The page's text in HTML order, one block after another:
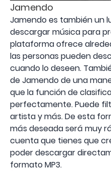
Jamendo
Jamendo es también un
descargar música para
plataforma ofrece
las personas pueden
cuando lo deseen.
de Jamendo de una
que la función de
perfectamente. Puede
artista y más. De esta
más deseada será muy
cuenta que tienes que
poder descargar
formato MP3.